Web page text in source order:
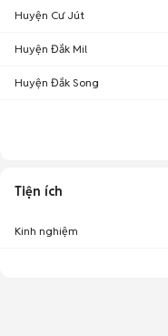
Huyện Cư Jút
Huyện Đắk Mil
Huyện Đắk Song
Tiện ích
Kinh nghiệm